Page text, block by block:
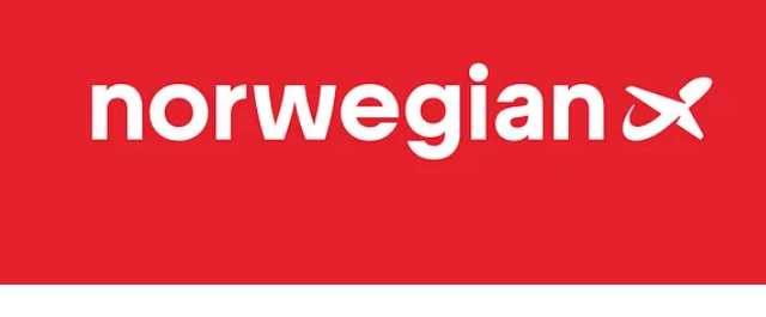
miljoner passagerare och en flotta på 51 flygplan, varav 48 är Bombardier Dash 8-
och tre Embraer E190-E2-plan. Widerøe Ground Handling levererar marktjänster på
flygplatser i Norge.